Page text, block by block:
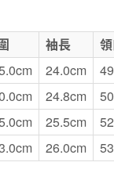
袖長
24.0cm
24.8cm
25.5cm
26.0cm